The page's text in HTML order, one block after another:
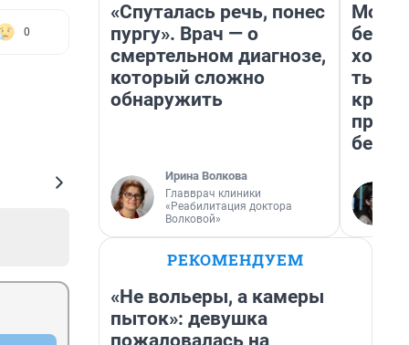
0
«Спуталась речь, понес
пургу». Врач — о
смертельном диагнозе,
который сложно
обнаружить
Ирина Волкова
Главврач клиники
«Реабилитация доктора
Волковой»
Мой
РЕКОМЕНДУЕМ
«Не вольеры, а камеры
пыток»: девушка
пожаловалась на